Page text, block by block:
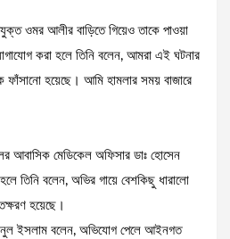
ওমর আলীর বাড়িতে গিয়েও তাকে পাওয়া
করা হলে তিনি বলেন, আমরা এই ঘটনার
ফাঁসানো হয়েছে। আমি হামলার সময় বাজারে
আবাসিক মেডিকেল অফিসার ডাঃ হোসেন
তিনি বলেন, অভির গায়ে বেশকিছু ধারালো
হয়েছে।
ইসলাম বলেন, অভিযোগ পেলে আইনগত